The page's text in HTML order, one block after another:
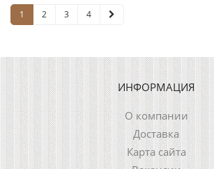
1 2 3 4
ИНФОРМАЦИЯ
О компании
Доставка
Карта сайта